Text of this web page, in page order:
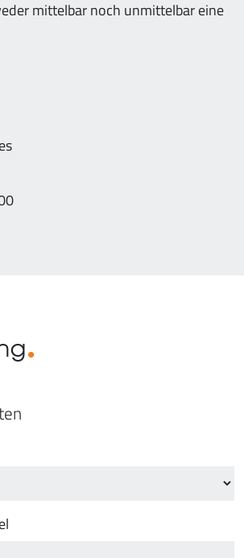
mittelbar noch unmittelbar eine